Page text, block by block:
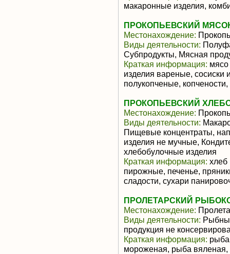
макаронные изделия,
ПРОКОПЬЕВСКИЙ
Местонахождение:
Виды деятельности:
Субпродукты, Мясная
Краткая информация: мясо
изделия вареные, сосиски
полукопченые,
ПРОКОПЬЕВСКИЙ
Местонахождение:
Виды деятельности:
Пищевые концентраты,
изделия не мучные,
хлебобулочные изделия
Краткая информация: хлеб
пирожные, печенье,
сладости, сухари
ПРОЛЕТАРСКИЙ
Местонахождение:
Виды деятельности:
продукция не
Краткая информация:
мороженая, рыба вяленая,